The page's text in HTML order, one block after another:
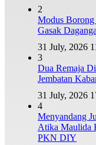
2
Modus
Gasak
31 July, 2026
3
Dua Remaja
Jembatan
31 July, 2026
4
Menyandang
Atika Maulida
PKN DIY